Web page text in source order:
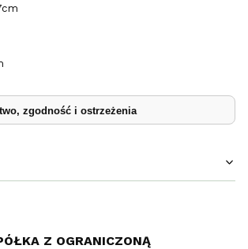
zgodność i ostrzeżenia
Z OGRANICZONĄ